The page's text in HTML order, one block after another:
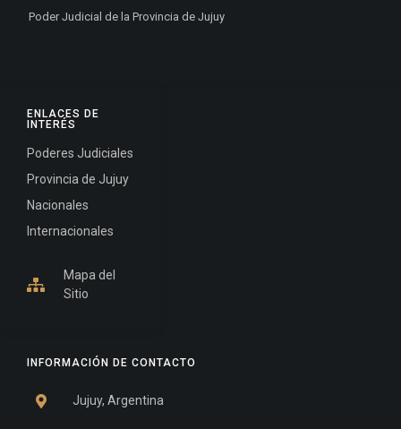
INFORMACIÓN DE CONTACTO
Jujuy, Argentina
ENLACES DE
INTERÉS
Poderes Judiciales
Provincia de Jujuy
Nacionales
Internacionales
Mapa del
Sitio
Poder Judicial de la Provincia de Jujuy